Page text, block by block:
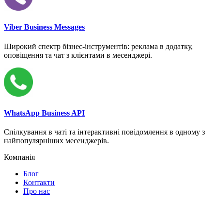
Viber Business Messages
Широкий спектр бізнес-інструментів: реклама в додатку,
оповіщення та чат з клієнтами в месенджері.
WhatsApp Business API
Спілкування в чаті та інтерактивні повідомлення в одному з
найпопулярніших месенджерів.
Компанія
Блог
Контакти
Про нас